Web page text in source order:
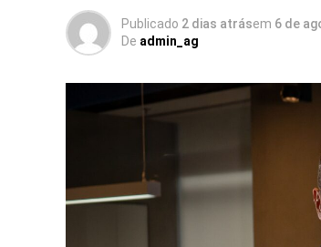
Publicado 2 dias atrásem 6 de
De admin_ag